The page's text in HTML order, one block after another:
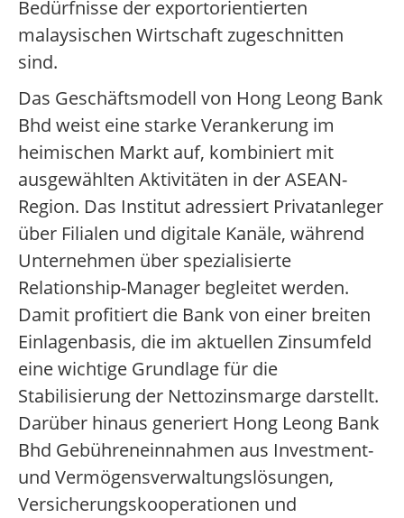
Bedürfnisse der exportorientierten
malaysischen Wirtschaft zugeschnitten
sind.
Das Geschäftsmodell von Hong Leong Bank
Bhd weist eine starke Verankerung im
heimischen Markt auf, kombiniert mit
ausgewählten Aktivitäten in der ASEAN-
Region. Das Institut adressiert Privatanleger
über Filialen und digitale Kanäle, während
Unternehmen über spezialisierte
Relationship-Manager begleitet werden.
Damit profitiert die Bank von einer breiten
Einlagenbasis, die im aktuellen Zinsumfeld
eine wichtige Grundlage für die
Stabilisierung der Nettozinsmarge darstellt.
Darüber hinaus generiert Hong Leong Bank
Bhd Gebühreneinnahmen aus Investment-
und Vermögensverwaltungslösungen,
Versicherungskooperationen und